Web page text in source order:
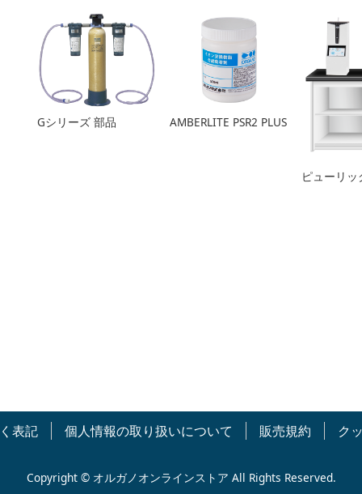
Gシリーズ 部品 AMBERLITE PSR2 PLUS
ピューリ
表記 個人情報の取り扱いについて 販売規約 ク
Copyright © オルガノオンラインストア All Rights Reserved.